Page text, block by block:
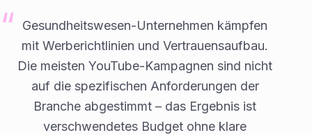
Gesundheitswesen-Unternehmen kämpfen
mit Werberichtlinien und Vertrauensaufbau.
Die meisten YouTube-Kampagnen sind nicht
auf die spezifischen Anforderungen der
Branche abgestimmt – das Ergebnis ist
verschwendetes Budget ohne klare